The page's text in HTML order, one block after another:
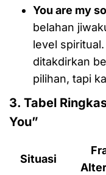
You are my
belahan
level spiritual.
ditakdirkan
pilihan, tapi
3. Tabel
You”
Situasi